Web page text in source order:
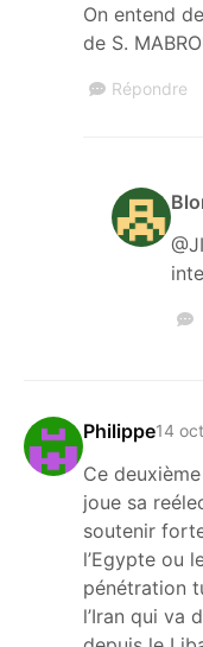
On entend
de S.
Répondre
Philippe14
Ce
joue sa
soutenir
l’Egypte ou
pénétration
l’Iran qui va